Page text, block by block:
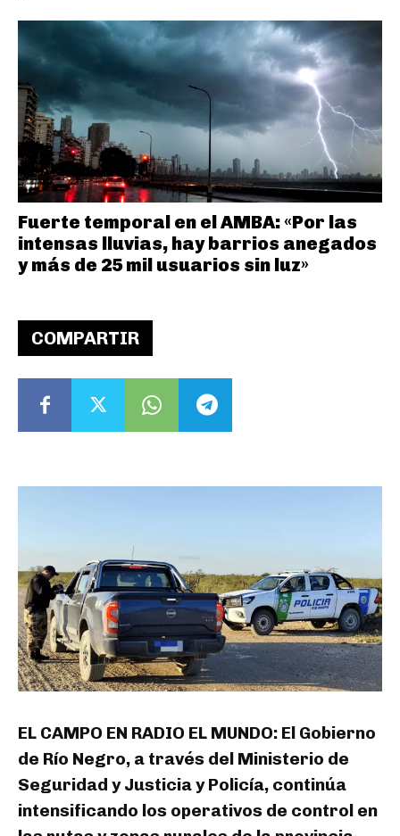
COMPARTIR
EL CAMPO EN RADIO EL MUNDO: El Gobierno
de Río Negro, a través del Ministerio de
Seguridad y Justicia y Policía, continúa
intensificando los operativos de control en
Fuerte temporal en el AMBA: «Por las
intensas lluvias, hay barrios anegados
y más de 25 mil usuarios sin luz»